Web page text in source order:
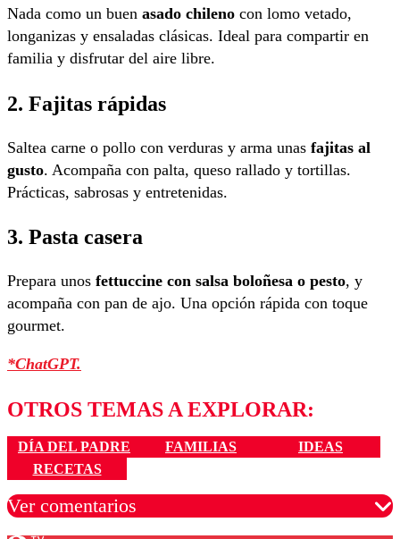
Nada como un buen asado chileno con lomo vetado,
longanizas y ensaladas clásicas. Ideal para compartir en
familia y disfrutar del aire libre.
2. Fajitas rápidas
Saltea carne o pollo con verduras y arma unas fajitas al
gusto. Acompaña con palta, queso rallado y tortillas.
Prácticas, sabrosas y entretenidas.
3. Pasta casera
Prepara unos fettuccine con salsa boloñesa o pesto, y
acompaña con pan de ajo. Una opción rápida con toque
gourmet.
*ChatGPT.
OTROS TEMAS A EXPLORAR:
DÍA DEL PADRE FAMILIAS
IDEAS
RECETAS
Ver comentarios